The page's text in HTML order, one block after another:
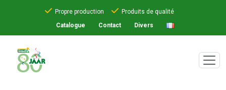
Propre production
Produits de qualité
Catalogue
Contact Divers